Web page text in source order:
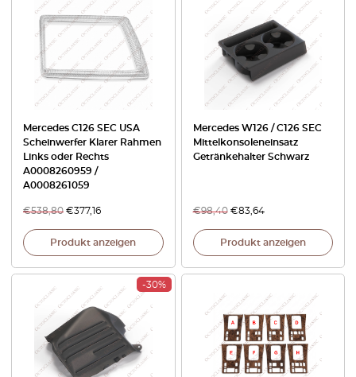
Mercedes C126 SEC USA
Scheinwerfer Klarer Rahmen
Links oder Rechts
A0008260959 /
A0008261059
€538,80 €377,16
Produkt anzeigen
Mercedes W126 / C126 SEC
Mittelkonsoleneinsatz
Getränkehalter Schwarz
€98,40 €83,64
Produkt anzeigen
-30%